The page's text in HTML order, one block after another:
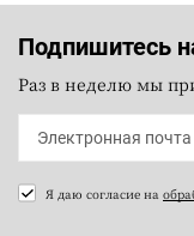
Подпишитесь
Раз в неделю мы
Я даю согласие на